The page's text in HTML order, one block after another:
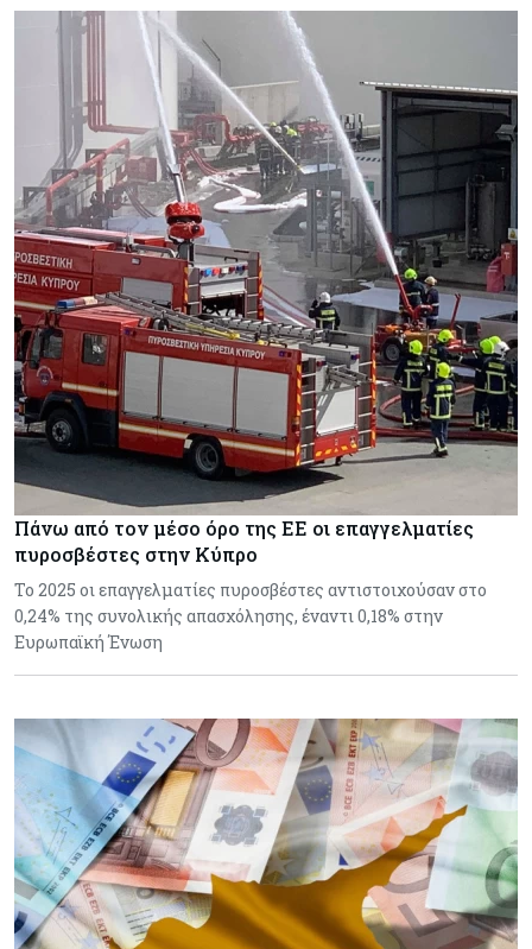
Πάνω από τον μέσο όρο της ΕΕ οι επαγγελματίες
πυροσβέστες στην Κύπρο
Το 2025 οι επαγγελματίες πυροσβέστες αντιστοιχούσαν στο
0,24% της συνολικής απασχόλησης, έναντι 0,18% στην
Ευρωπαϊκή Ένωση